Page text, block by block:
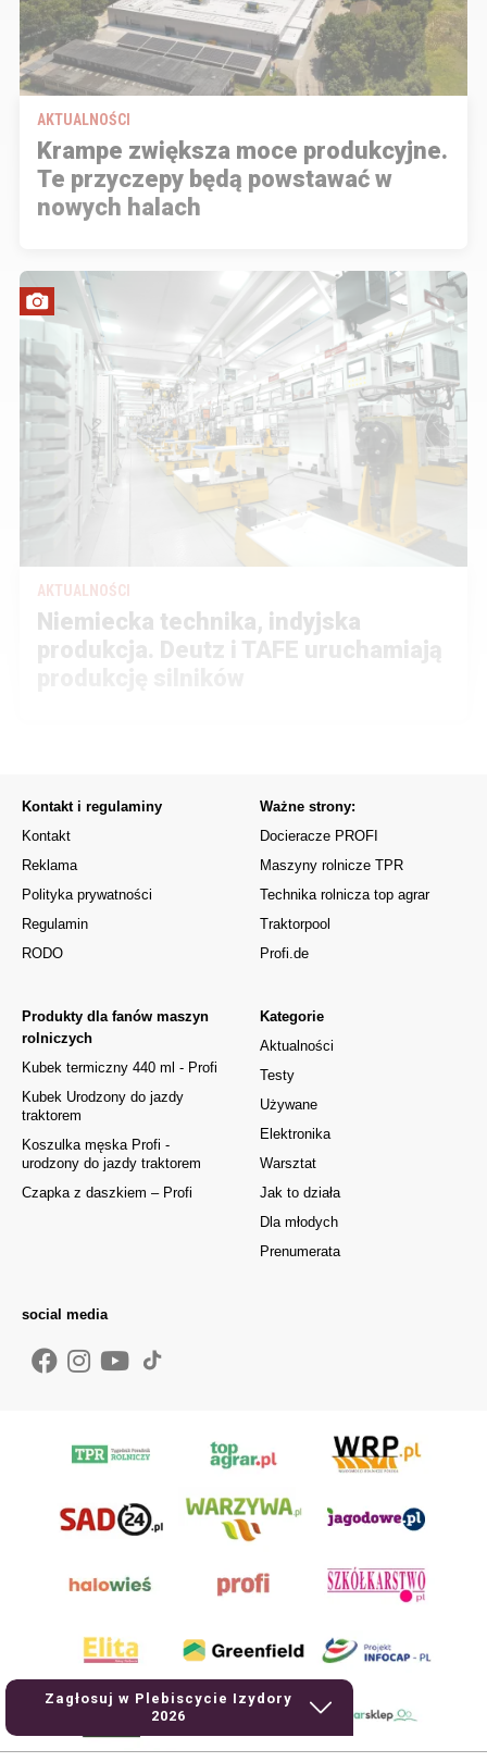
AKTUALNOŚCI
Krampe zwiększa moce produkcyjne.
Te przyczepy będą powstawać w
nowych halach
AKTUALNOŚCI
Niemiecka technika, indyjska
produkcja. Deutz i TAFE uruchamiają
Zagłosuj w Plebiscycie Izydory
2026
Kontakt i regulaminy
Kontakt
Reklama
Polityka prywatności
Regulamin
RODO
Kategorie
Aktualności
Testy
Używane
Elektronika
Warsztat
Jak to działa
Dla młodych
Prenumerata
Produkty dla fanów maszyn
rolniczych
Kubek termiczny 440 ml - Profi
Kubek Urodzony do jazdy
traktorem
Koszulka męska Profi -
urodzony do jazdy traktorem
Czapka z daszkiem – Profi
Ważne strony:
Docieracze PROFI
Maszyny rolnicze TPR
Technika rolnicza top agrar
Traktorpool
Profi.de
social media